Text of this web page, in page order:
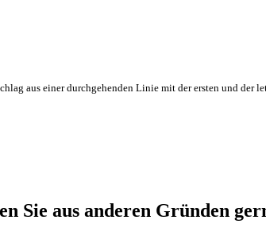
aus einer durchgehenden Linie mit der ersten und der
Sie aus anderen Gründen